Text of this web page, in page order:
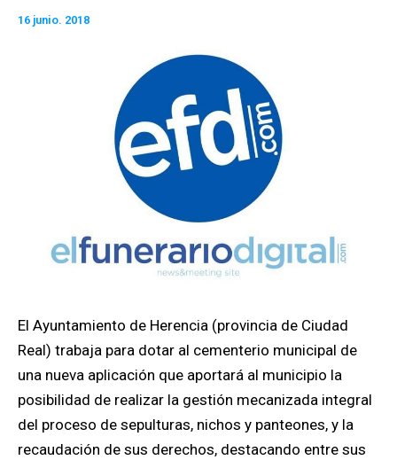
16 junio. 2018
El Ayuntamiento de Herencia (provincia de Ciudad
Real) trabaja para dotar al cementerio municipal de
una nueva aplicación que aportará al municipio la
posibilidad de realizar la gestión mecanizada integral
del proceso de sepulturas, nichos y panteones, y la
recaudación de sus derechos, destacando entre sus